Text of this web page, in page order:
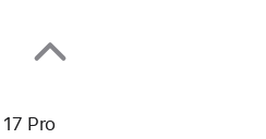
Pro